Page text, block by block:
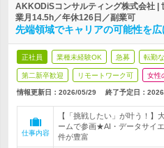
AKKODiSコンサルティング株式会社 |
業月14.5h／年休126日／副業可
先端領域でキャリアの可能性を広
正社員 業種未経験OK 急募 転勤
第二新卒歓迎 リモートワーク可 女性
情報更新日：2026/05/29 終了予定日：
仕事内容
【「挑戦したい」が叶う！】
ームで参画★AI・データサイ
件が豊富